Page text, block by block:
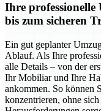
Ihre
bis zum sicheren
Ein gut geplanter
Ablauf. Als Ihre
alle Details – von der
Ihr Mobiliar und Ihre
ankommen. So können
konzentrieren, ohne